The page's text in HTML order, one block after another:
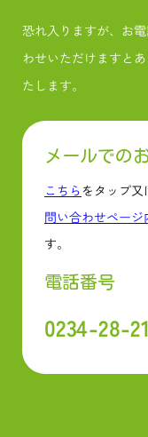
恐れ入りますが、お
わせいただけますと
たします。
メールでの
こちらをタップ又
問い合わせペー
す。
電話番号
0234-28-